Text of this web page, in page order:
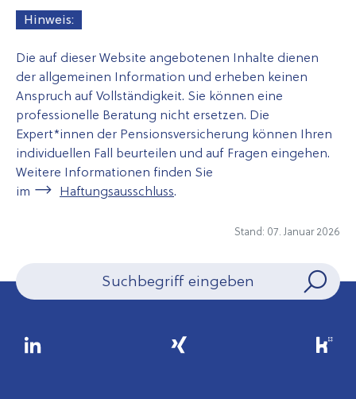
Hinweis:
Die auf dieser Website angebotenen Inhalte dienen
der allgemeinen Information und erheben keinen
Anspruch auf Vollständigkeit. Sie können eine
professionelle Beratung nicht ersetzen. Die
Expert*innen der Pensionsversicherung können Ihren
individuellen Fall beurteilen und auf Fragen eingehen.
Weitere Informationen finden Sie
im
Haftungsausschluss.
Stand: 07. Januar 2026